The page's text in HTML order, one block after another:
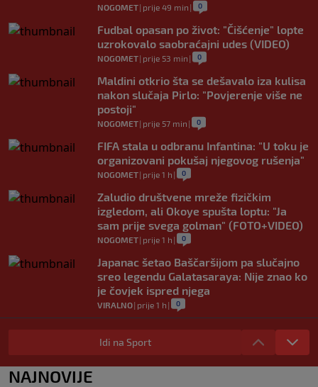
NOGOMET| prije 49 min | 0
Fudbal opasan po život: "Čišćenje" lopte
uzrokovalo saobraćajni udes (VIDEO)
NOGOMET| prije 53 min | 0
Maldini otkrio šta se dešavalo iza kulisa
nakon slučaja Pirlo: "Povjerenje više ne
postoji"
NOGOMET| prije 57 min | 0
FIFA stala u odbranu Infantina: "U toku je
organizovani pokušaj njegovog rušenja"
NOGOMET| prije 1 h | 0
Zaludio društvene mreže fizičkim
izgledom, ali Okoye spušta loptu: "Ja
sam prije svega golman" (FOTO+VIDEO)
NOGOMET| prije 1 h | 0
Japanac šetao Baščaršijom pa slučajno
sreo legendu Galatasaraya: Nije znao ko
je čovjek ispred njega
VIRALNO| prije 1 h | 0
Modrić bi mogao dobiti neočekivanu
ulogu u Milanu: Gazzetta nagovijestila
0
Idi na Sport
NAJNOVIJE